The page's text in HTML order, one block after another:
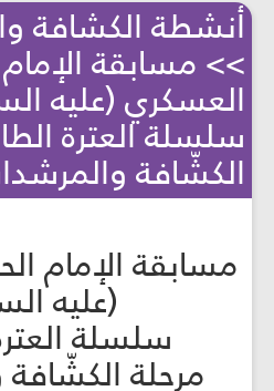
أنشطة الكشافة
>> مسابقة
العسكري (عليه
سلسلة العترة
الكشّافة
مسابقة الإمام
(عليه
سلسلة
مرحلة